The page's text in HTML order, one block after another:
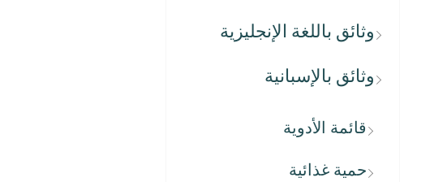
وثائق باللغة الإنجليزية
وثائق بالإسبانية
قائمة الأدوية
حمية غذائية